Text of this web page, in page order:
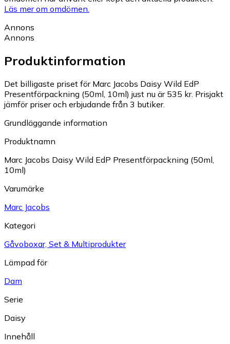
Läs mer om omdömen.
Annons
Annons
Produktinformation
Det billigaste priset för Marc Jacobs Daisy Wild EdP
Presentförpackning (50ml, 10ml) just nu är 535 kr. Prisjakt
jämför priser och erbjudande från 3 butiker.
Grundläggande information
Produktnamn
Marc Jacobs Daisy Wild EdP Presentförpackning (50ml,
10ml)
Varumärke
Marc Jacobs
Kategori
Gåvoboxar, Set & Multiprodukter
Lämpad för
Dam
Serie
Daisy
Innehåll